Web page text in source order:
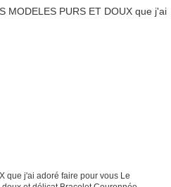
que j'ai adoré faire pour vous Le